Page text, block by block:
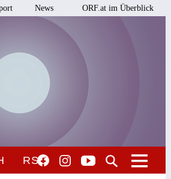
News ORF.at im Überblick
RSO